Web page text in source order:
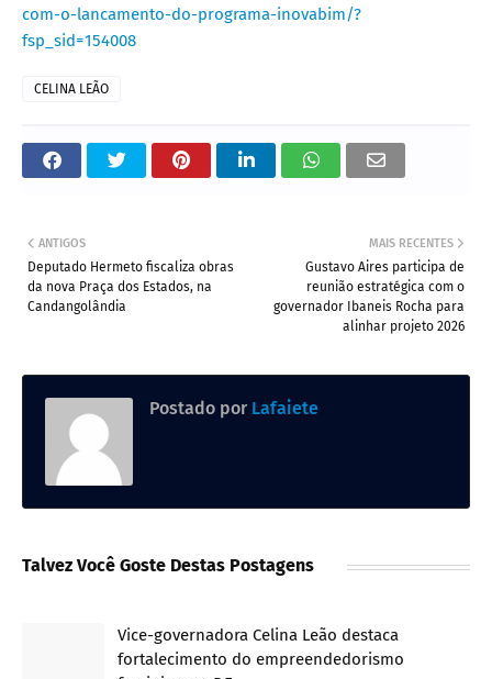
com-o-lancamento-do-programa-inovabim/?
fsp_sid=154008
CELINA LEÃO
MAIS RECENTES
Gustavo Aires participa de
reunião estratégica com o
governador Ibaneis Rocha para
alinhar projeto 2026
ANTIGOS
Deputado Hermeto fiscaliza obras
da nova Praça dos Estados, na
Candangolândia
Postado por Lafaiete
Talvez Você Goste Destas Postagens
Vice-governadora Celina Leão destaca
fortalecimento do empreendedorismo